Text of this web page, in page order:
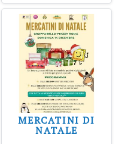
MERCATINI DI
NATALE